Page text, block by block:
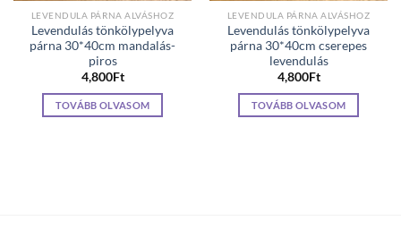
LEVENDULA PÁRNA ALVÁSHOZ
Levendulás tönkölypelyva
párna 30*40cm mandalás-
piros
4,800Ft
TOVÁBB OLVASOM
LEVENDULA PÁRNA ALVÁSHOZ
Levendulás tönkölypelyva
párna 30*40cm cserepes
levendulás
4,800Ft
TOVÁBB OLVASOM